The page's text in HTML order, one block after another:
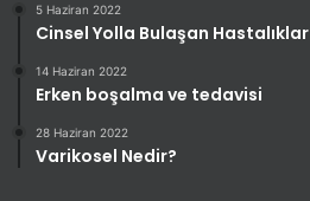
5 Haziran 2022
Cinsel Yolla Bulaşan Hastalıklar
14 Haziran 2022
Erken boşalma ve tedavisi
28 Haziran 2022
Varikosel Nedir?